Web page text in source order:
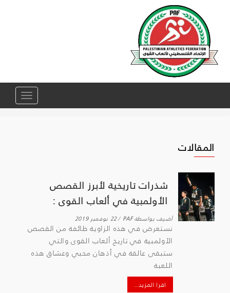
Toggle
المقالات
شذرات تاريخية لأبرز القصص
الأولمبية في ألعاب القوى :
أضيف بواسطةPAF 22 نوفمبر 2019
نستعرض في هذه الزاوية طائفة من القصص
الأولمبية في تاريخ ألعاب القوى والتي
ستبقى عالقة في أذهان محبي وعشاق هذه
اللعبة
اقرا المزيد..